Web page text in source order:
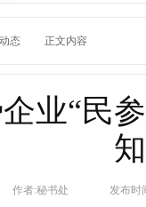
态 正文内容
业“民
知
作者:秘书处 发布时